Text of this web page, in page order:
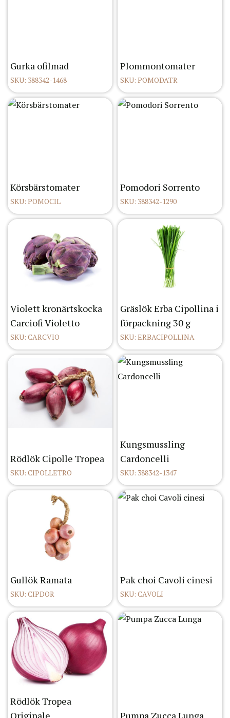
Gurka ofilmad
SKU: 388342-1468
Plommontomater
SKU: POMODATR
Körsbärstomater
SKU: POMOCIL
Pomodori Sorrento
SKU: 388342-1290
Violett kronärtskocka
Carciofi Violetto
SKU: CARCVIO
Gräslök Erba Cipollina i
förpackning 30 g
SKU: ERBACIPOLLINA
Rödlök Cipolle Tropea
SKU: CIPOLLETRO
Kungsmussling
Cardoncelli
SKU: 388342-1347
Gullök Ramata
SKU: CIPDOR
Pak choi Cavoli cinesi
SKU: CAVOLI
Rödlök Tropea
Originale
Pumpa Zucca Lunga